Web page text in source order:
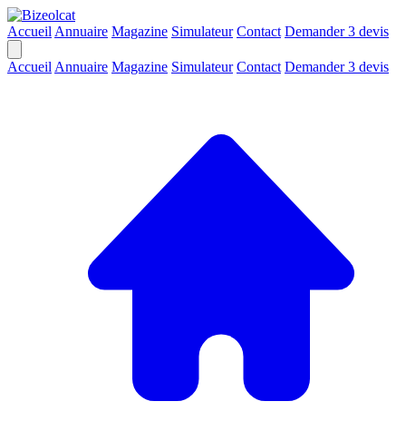
Accueil Annuaire Magazine Simulateur Contact Demander 3 devis
Accueil Annuaire Magazine Simulateur Contact Demander 3 devis